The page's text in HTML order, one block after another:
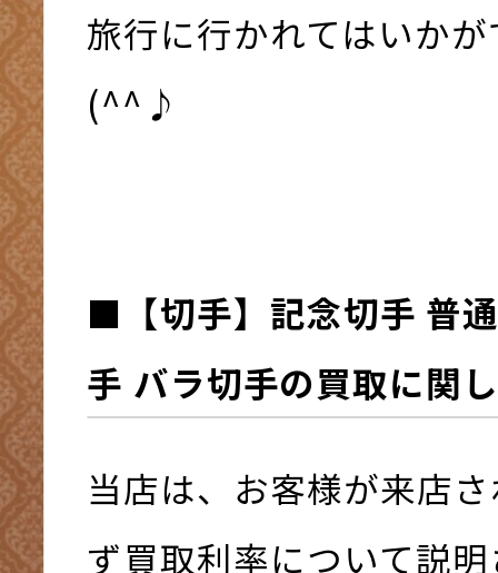
旅行に行かれてはいか
(^^♪
■ 【切手】記念切手 普
手 バラ切手の買取に関
当店は、お客様が来店
ず買取利率について説